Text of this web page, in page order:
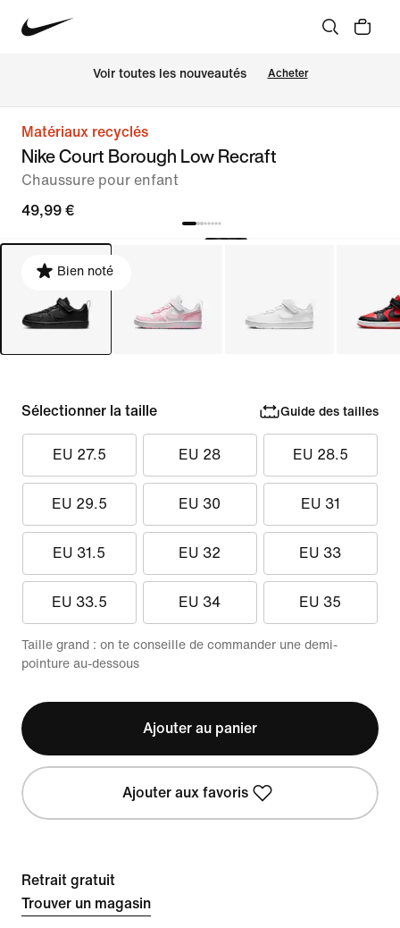
Voir toutes les nouveautés Acheter
Matériaux recyclés
Nike Court Borough Low Recraft
Chaussure pour enfant
49,99 €
Bien noté
Sélectionner la taille Guide des tailles
EU 27.5 EU 28 EU 28.5
EU 29.5 EU 30 EU 31
EU 31.5 EU 32 EU 33
EU 33.5 EU 34 EU 35
Taille grand : on te conseille de commander une demi-
pointure au-dessous
Ajouter au panier
Ajouter aux favoris
Retrait gratuit
Trouver un magasin